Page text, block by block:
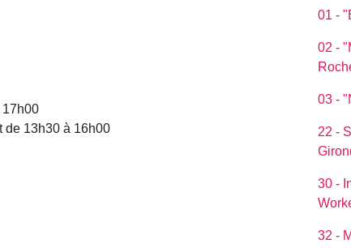
17h00
de 13h30 à 16h00
01 -
02 -
03 -
22 -
30 -
32 -